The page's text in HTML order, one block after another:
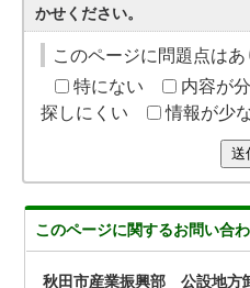
かせください。
このページに問題点は
特にない
内容が
探しにくい
情報が少
送
このページに関するお問い合
秋田市産業振興部 公設地方